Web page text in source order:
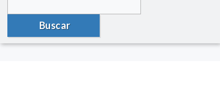
Buscar